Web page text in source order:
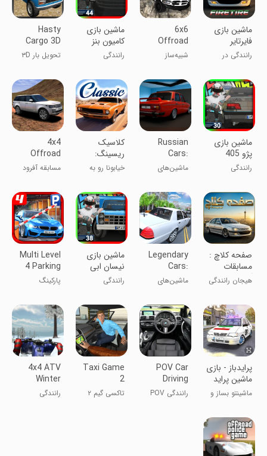
‏‏‏‏‏‏‏‏‏‏‏‏‏ماشین بازی
‏‏‏‏‏‏‏فایرتایر
رانندگی در
6x6
Offroad
Truck
Driving
شبیه‌ساز
۶x6 در
جاده‌های خارج
از شهر
‏ماشین بازی
کامیون بنز
مایلر
رانندگی
Hasty
Cargo 3D
Truck
Delivery
تحویل بار ۳D
‏ماشین بازی
پژو 405
رانندگی
Russian
Cars:
Сlassic
ماشین‌های
‏‏‏‏‏‏کلاسیک
ریسینگ:
ماشین
مسابقه درگ
خیابونا رو به
4x4
Offroad
Racing
مسابقه آفرود
‏‏‏‏‏‏‏‏صفحه کلاچ :
مسابقات
آنلاین
هیجان رانندگی
Legendary
Cars:
Crown
ماشین‌های
‏‏‏ماشین بازی
نیسان ابی
رانندگی
Multi Level
4 Parking
پارکینگ
پرایدباز - بازی
ماشین پراید
ماشینتو بساز و
POV Car
Driving
رانندگی POV
Taxi Game
2
تاکسی گیم ۲
4x4 ATV
Winter
رانندگی